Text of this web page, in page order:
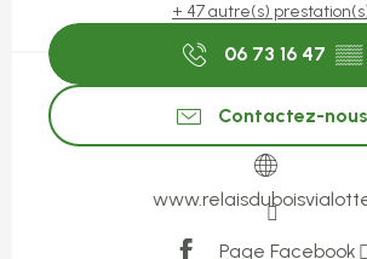
+ 47 autre(s)
06 73 16 47 ▒▒
Contactez-nous
Page Facebook